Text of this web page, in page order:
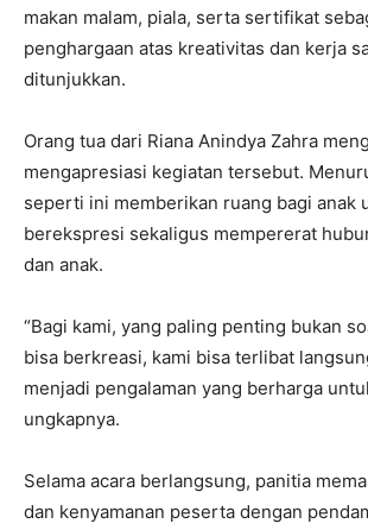
makan malam, piala, serta sertifikat
penghargaan atas kreativitas dan kerja
ditunjukkan.
Orang tua dari Riana Anindya Zahra
mengapresiasi kegiatan tersebut.
seperti ini memberikan ruang bagi anak
berekspresi sekaligus mempererat
dan anak.
“Bagi kami, yang paling penting bukan
bisa berkreasi, kami bisa terlibat
menjadi pengalaman yang berharga
ungkapnya.
Selama acara berlangsung, panitia
dan kenyamanan peserta dengan